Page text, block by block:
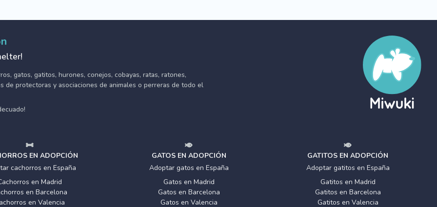
gatos, gatitos, hurones, conejos, cobayas, ratas, ratones,
de protectoras y asociaciones de animales o perreras de todo el
EN ADOPCIÓN
cachorros en España
en Madrid
en Barcelona
en Valencia
GATOS EN ADOPCIÓN
Adoptar gatos en España
Gatos en Madrid
Gatos en Barcelona
Gatos en Valencia
GATITOS EN ADOPCIÓN
Adoptar gatitos en España
Gatitos en Madrid
Gatitos en Barcelona
Gatitos en Valencia